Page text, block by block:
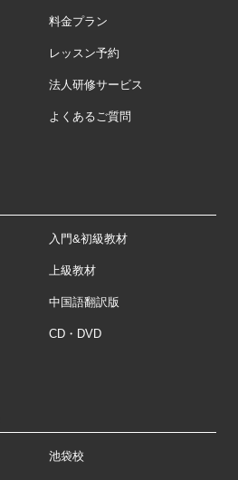
料金プラン
レッスン予約
法人研修サービス
よくあるご質問
入門&初級教材
上級教材
中国語翻訳版
CD・DVD
池袋校